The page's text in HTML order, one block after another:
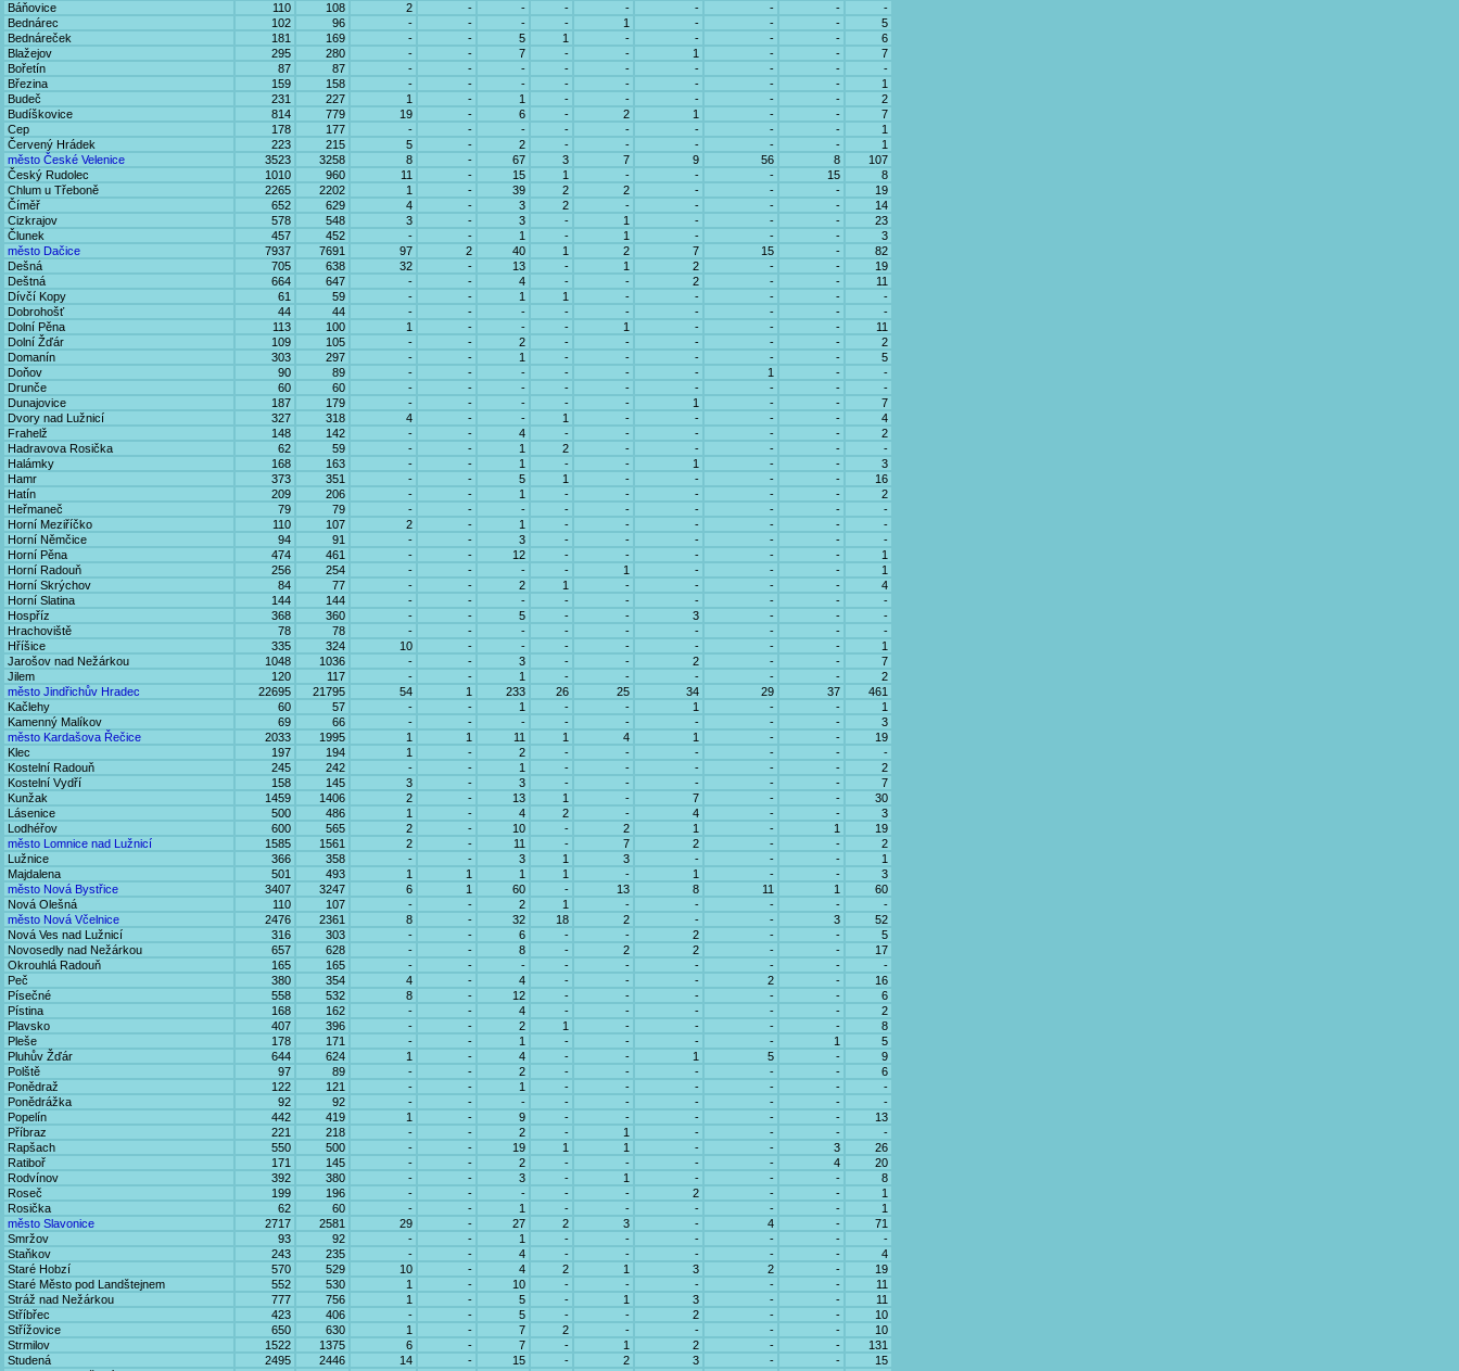
Báňovice
110 108 2 - - - - - - -
-
Bednárec
102 96 - - - - 1 - - -
5
Bednáreček
181 169 - - 5 1 - - - -
6
Blažejov
295 280 - - 7 - - 1 - -
7
Bořetín
87 87 - - - - - - - -
-
Březina
159 158 - - - - - - - -
1
Budeč
231 227 1 - 1 - - - - -
2
Budíškovice
814 779 19 - 6 - 2 1 - -
7
Cep
178 177 - - - - - - - -
1
Červený Hrádek
223 215 5 - 2 - - - - -
1
město České Velenice
3523 3258 8 - 67 3 7 9 56 8
107
Český Rudolec
1010 960 11 - 15 1 - - - 15
8
Chlum u Třeboně
2265 2202 1 - 39 2 2 - - -
19
Číměř
652 629 4 - 3 2 - - - -
14
Cizkrajov
578 548 3 - 3 - 1 - - -
23
Člunek
457 452 - - 1 - 1 - - -
3
město Dačice
7937 7691 97 2 40 1 2 7 15 -
82
Dešná
705 638 32 - 13 - 1 2 - -
19
Deštná
664 647 - - 4 - - 2 - -
11
Dívčí Kopy
61 59 - - 1 1 - - - -
-
Dobrohošť
44 44 - - - - - - - -
-
Dolní Pěna
113 100 1 - - - 1 - - -
11
Dolní Žďár
109 105 - - 2 - - - - -
2
Domanín
303 297 - - 1 - - - - -
5
Doňov
90 89 - - - - - - 1 -
-
Drunče
60 60 - - - - - - - -
-
Dunajovice
187 179 - - - - - 1 - -
7
Dvory nad Lužnicí
327 318 4 - - 1 - - - -
4
Frahelž
148 142 - - 4 - - - - -
2
Hadravova Rosička
62 59 - - 1 2 - - - -
-
Halámky
168 163 - - 1 - - 1 - -
3
Hamr
373 351 - - 5 1 - - - -
16
Hatín
209 206 - - 1 - - - - -
2
Heřmaneč
79 79 - - - - - - - -
-
Horní Meziříčko
110 107 2 - 1 - - - - -
-
Horní Němčice
94 91 - - 3 - - - - -
-
Horní Pěna
474 461 - - 12 - - - - -
1
Horní Radouň
256 254 - - - - 1 - - -
1
Horní Skrýchov
84 77 - - 2 1 - - - -
4
Horní Slatina
144 144 - - - - - - - -
-
Hospříz
368 360 - - 5 - - 3 - -
-
Hrachoviště
78 78 - - - - - - - -
-
Hříšice
335 324 10 - - - - - - -
1
Jarošov nad Nežárkou
1048 1036 - - 3 - - 2 - -
7
Jilem
120 117 - - 1 - - - - -
2
město Jindřichův Hradec
22695 21795 54 1 233 26 25 34 29 37
461
Kačlehy
60 57 - - 1 - - 1 - -
1
Kamenný Malíkov
69 66 - - - - - - - -
3
město Kardašova Řečice
2033 1995 1 1 11 1 4 1 - -
19
Klec
197 194 1 - 2 - - - - -
-
Kostelní Radouň
245 242 - - 1 - - - - -
2
Kostelní Vydří
158 145 3 - 3 - - - - -
7
Kunžak
1459 1406 2 - 13 1 - 7 - -
30
Lásenice
500 486 1 - 4 2 - 4 - -
3
Lodhéřov
600 565 2 - 10 - 2 1 - 1
19
město Lomnice nad Lužnicí
1585 1561 2 - 11 - 7 2 - -
2
Lužnice
366 358 - - 3 1 3 - - -
1
Majdalena
501 493 1 1 1 1 - 1 - -
3
město Nová Bystřice
3407 3247 6 1 60 - 13 8 11 1
60
Nová Olešná
110 107 - - 2 1 - - - -
-
město Nová Včelnice
2476 2361 8 - 32 18 2 - - 3
52
Nová Ves nad Lužnicí
316 303 - - 6 - - 2 - -
5
Novosedly nad Nežárkou
657 628 - - 8 - 2 2 - -
17
Okrouhlá Radouň
165 165 - - - - - - - -
-
Peč
380 354 4 - 4 - - - 2 -
16
Písečné
558 532 8 - 12 - - - - -
6
Pístina
168 162 - - 4 - - - - -
2
Plavsko
407 396 - - 2 1 - - - -
8
Pleše
178 171 - - 1 - - - - 1
5
Pluhův Žďár
644 624 1 - 4 - - 1 5 -
9
Polště
97 89 - - 2 - - - - -
6
Ponědraž
122 121 - - 1 - - - - -
-
Ponědrážka
92 92 - - - - - - - -
-
Popelín
442 419 1 - 9 - - - - -
13
Příbraz
221 218 - - 2 - 1 - - -
-
Rapšach
550 500 - - 19 1 1 - - 3
26
Ratiboř
171 145 - - 2 - - - - 4
20
Rodvínov
392 380 - - 3 - 1 - - -
8
Roseč
199 196 - - - - - 2 - -
1
Rosička
62 60 - - 1 - - - - -
1
město Slavonice
2717 2581 29 - 27 2 3 - 4 -
71
Smržov
93 92 - - 1 - - - - -
-
Staňkov
243 235 - - 4 - - - - -
4
Staré Hobzí
570 529 10 - 4 2 1 3 2 -
19
Staré Město pod Landštejnem
552 530 1 - 10 - - - - -
11
Stráž nad Nežárkou
777 756 1 - 5 - 1 3 - -
11
Stříbřec
423 406 - - 5 - - 2 - -
10
Střížovice
650 630 1 - 7 2 - - - -
10
Strmilov
1522 1375 6 - 7 - 1 2 - -
131
Studená
2495 2446 14 - 15 - 2 3 - -
15